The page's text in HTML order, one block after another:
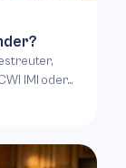
IMI oder…